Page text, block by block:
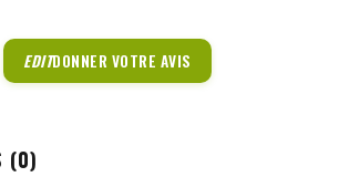
EDITDONNER VOTRE AVIS
(0)